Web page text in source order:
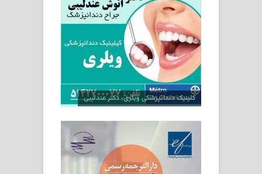
کلینیک دندانپزشکی ویلری، دکتر عندلیبی